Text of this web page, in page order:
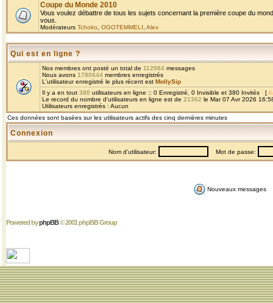
Coupe du Monde 2010
Vous voulez débattre de tous les sujets concernant la première coupe du
vous.
Modérateurs Tchoko OGOTEMMELI Alex
Qui est en ligne ?
Nos membres ont posté un total de 112984 messages
Nous avons 1780644 membres enregistrés
L'utilisateur enregistré le plus récent est MollySip
Il y a en tout 380 utilisateurs en ligne :: 0 Enregistré, 0 Invisible et 380 Invités [
Le record du nombre d'utilisateurs en ligne est de 21362 le Mar 07 Avr 2026
Utilisateurs enregistrés : Aucun
Ces données sont basées sur les utilisateurs actifs des cinq dernières minutes
Connexion
Nom d'utilisateur: Mot de passe:
Nouveaux messages
Powered byphpBB© 2001 phpBB Group